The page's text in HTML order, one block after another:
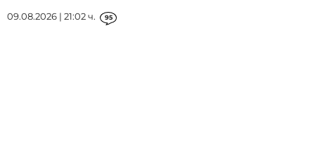
09.08.2026 | 21:02 ч. 95